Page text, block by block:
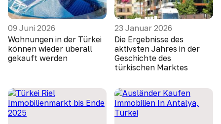
09 Juni 2026
Wohnungen in der Türkei
können wieder überall
gekauft werden
23 Januar 2026
Die Ergebnisse des
aktivsten Jahres in der
Geschichte des
türkischen Marktes